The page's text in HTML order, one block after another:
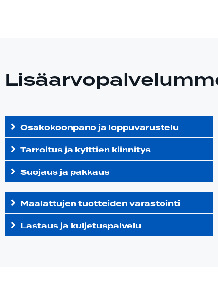
Osakokoonpano ja loppuvarustelu
Tarroitus ja kylttien kiinnitys
Suojaus ja pakkaus
Maalattujen tuotteiden varastointi
Lastaus ja kuljetuspalvelu